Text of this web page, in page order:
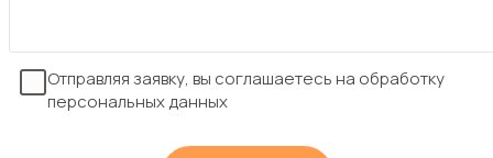
Отправляя заявку, вы соглашаетесь на обработку
персональных данных